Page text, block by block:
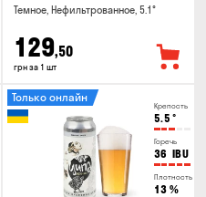
Темное, Нефильтрованное, 5.1°
129,50
грн за 1 шт
Крепость
5.5 °
Горечь
36 IBU
Плотность
13 %
Только онлайн